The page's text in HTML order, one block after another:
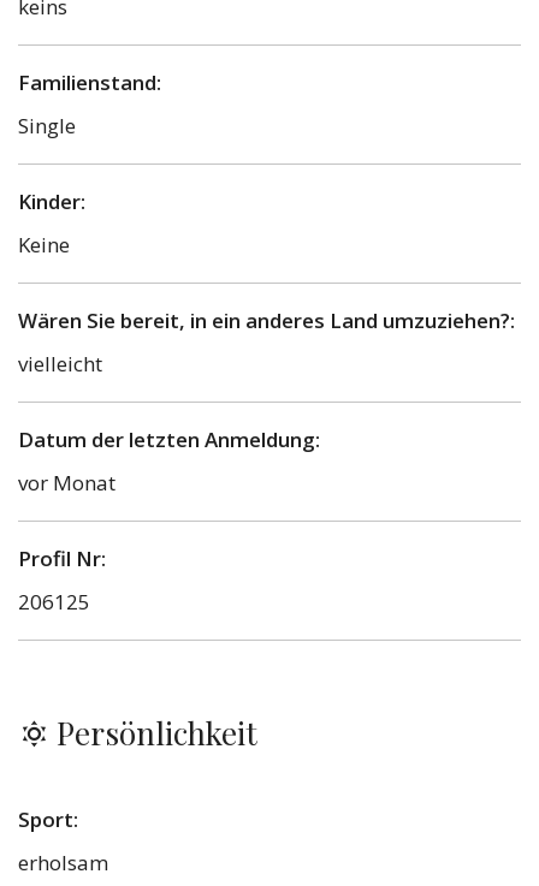
keins
Familienstand:
Single
Kinder:
Keine
Wären Sie bereit, in ein anderes Land umzuziehen?:
vielleicht
Datum der letzten Anmeldung:
vor Monat
Profil Nr:
206125
Persönlichkeit
Sport:
erholsam